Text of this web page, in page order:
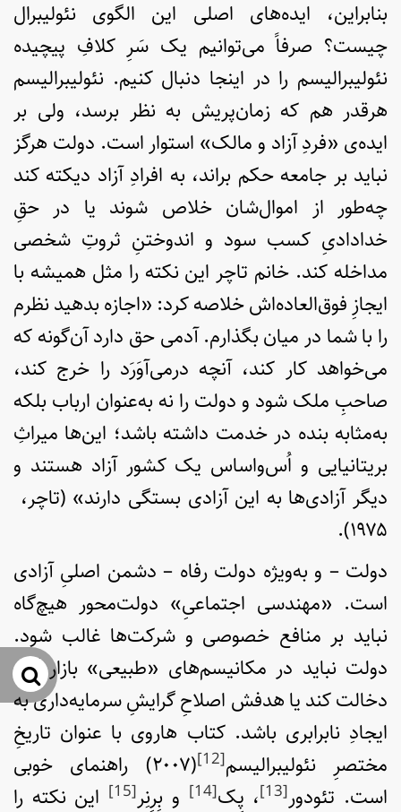
بنابراین، ایده‌های اصلی این الگوی نئولیبرال
چیست؟ صرفاً می‌توانیم یک سَرِ کلافِ پیچیده
نئولیبرالیسم را در اینجا دنبال کنیم. نئولیبرالیسم
هرقدر هم که زمان‌پریش به نظر برسد، ولی بر
ایده‌ی «فردِ آزاد و مالک» استوار است. دولت هرگز
نباید بر جامعه حکم براند، به افرادِ آزاد دیکته کند
چه‌طور از اموال‌شان خلاص شوند یا در حقِ
خدادادیِ کسب سود و اندوختنِ ثروتِ شخصی
مداخله کند. خانم تاچر این نکته را مثل همیشه با
ایجازِ فوق‌العاده‌اش خلاصه کرد: «اجازه بدهید نظرم
را با شما در میان بگذارم. آدمی حق دارد آن‌گونه که
می‌خواهد کار کند، آنچه درمی‌آوَرَد را خرج کند،
صاحبِ ملک شود و دولت را نه به‌عنوان ارباب بلکه
به‌مثابه بنده در خدمت داشته باشد؛ این‌ها میراثِ
بریتانیایی و اُس‌واساس یک کشور آزاد هستند و
دیگر آزادی‌ها به این آزادی بستگی دارند» (تاچر،
۱۹۷۵).
دولت – و به‌ویژه دولت رفاه – دشمن اصلیِ آزادی
است. «مهندسی اجتماعیِ» دولت‌محور هیچ‌گاه
نباید بر منافع خصوصی و شرکت‌ها غالب شود.
دولت نباید در مکانیسم‌های «طبیعی» بازار آزاد
دخالت کند یا هدفش اصلاحِ گرایشِ سرمایه‌داری به
ایجادِ نابرابری باشد. کتاب هاروی با عنوان تاریخِ
مختصرِ نئولیبرالیسم[12]
(۲۰۰۷) راهنمای خوبی
است. تئودور[13] ، پِک[14] و بِرِنِر[15]
این نکته را